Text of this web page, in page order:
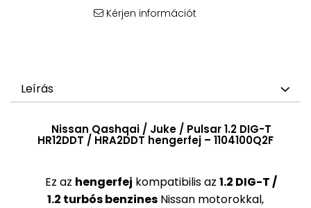
Kérjen információt
Leírás
Nissan Qashqai / Juke / Pulsar 1.2 DIG-T
HR12DDT / HRA2DDT hengerfej – 1104100Q2F
Ez az hengerfej kompatibilis az 1.2 DIG-T /
1.2 turbós benzines Nissan motorokkal,